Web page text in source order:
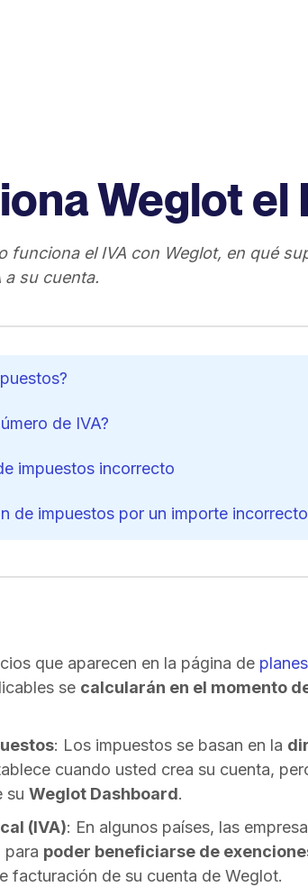
Weglot el
funciona el IVA con Weglot, en qué
a su cuenta.
de IVA?
impuestos incorrecto
de impuestos por un importe
que aparecen en la página de
se calcularán en el momento
: Los impuestos se basan en la
cuando usted crea su cuenta,
su Weglot Dashboard.
(IVA): En algunos países, las
para poder beneficiarse de
facturación de su cuenta de Weglot.